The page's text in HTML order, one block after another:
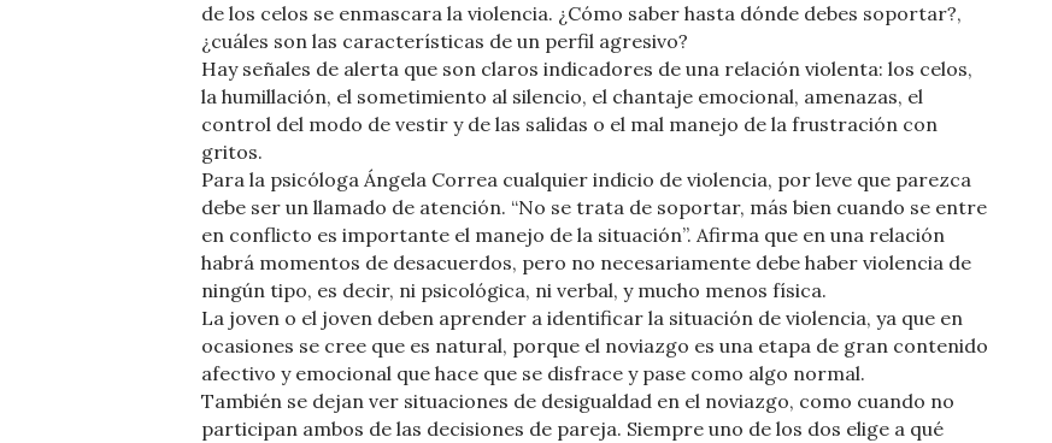
de los celos se enmascara la violencia. ¿Cómo saber hasta dónde debes soportar?,
¿cuáles son las características de un perfil agresivo?
Hay señales de alerta que son claros indicadores de una relación violenta: los celos,
la humillación, el sometimiento al silencio, el chantaje emocional, amenazas, el
control del modo de vestir y de las salidas o el mal manejo de la frustración con
gritos.
Para la psicóloga Ángela Correa cualquier indicio de violencia, por leve que parezca
debe ser un llamado de atención. “No se trata de soportar, más bien cuando se entre
en conflicto es importante el manejo de la situación”. Afirma que en una relación
habrá momentos de desacuerdos, pero no necesariamente debe haber violencia de
ningún tipo, es decir, ni psicológica, ni verbal, y mucho menos física.
La joven o el joven deben aprender a identificar la situación de violencia, ya que en
ocasiones se cree que es natural, porque el noviazgo es una etapa de gran contenido
afectivo y emocional que hace que se disfrace y pase como algo normal.
También se dejan ver situaciones de desigualdad en el noviazgo, como cuando no
participan ambos de las decisiones de pareja. Siempre uno de los dos elige a qué